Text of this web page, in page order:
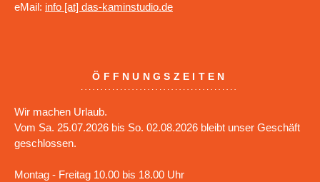
eMail: info [at] das-kaminstudio.de
ÖFFNUNGSZEITEN
Wir machen Urlaub.
Vom Sa. 25.07.2026 bis So. 02.08.2026 bleibt unser Geschäft
geschlossen.
Montag - Freitag 10.00 bis 18.00 Uhr